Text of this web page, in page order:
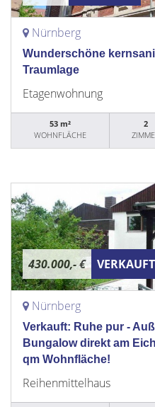
Nürnberg
Wunderschöne
Traumlage
Etagenwohnung
53 m²
WOHNFLÄCHE
2
430.000,- € VERKAUFT
Nürnberg
Verkauft: Ruhe pur -
Bungalow direkt am
qm Wohnfläche!
Reihenmittelhaus